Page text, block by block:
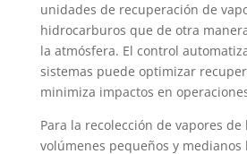
unidades de recuperación de
hidrocarburos que de otra
la atmósfera. El control
sistemas puede optimizar
minimiza impactos en
Para la recolección de vapores
volúmenes pequeños y medianos